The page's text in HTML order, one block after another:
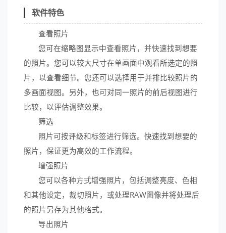
软件特色
查看照片
您可在缩略图显示中查看照片，并快速找到想要
的照片。您可以较大尺寸在单画面中观看所选定的照
片，以查看细节。您还可以选择用于并排比较照片的
多画面视图。另外，也可对同一照片的前后视图进行
比较，以评估调整效果。
筛选
照片可按评级和标签进行筛选。快速找到想要的
照片，保证更为高效的工作流程。
增强照片
您可以各种方式增强照片，包括调整亮度、色相
和其他设定，裁切照片，或处理RAW图像并将处理后
的照片另存为其他格式。
导出照片